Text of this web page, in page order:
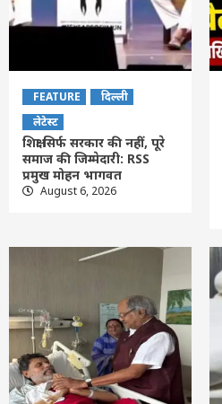
FEATURE
दिल्ली
लेटेस्ट
शिक्षा सिर्फ सरकार की नहीं, पूरे
समाज की जिम्मेदारी: RSS
प्रमुख मोहन भागवत
August 6, 2026